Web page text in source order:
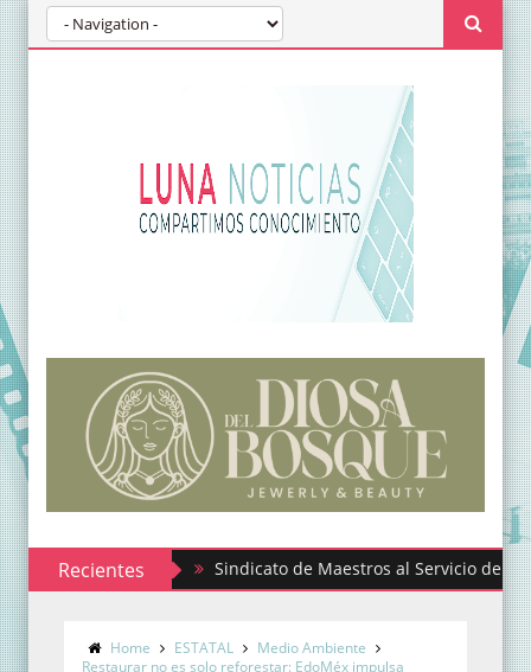
RecientesSindicato de Maestros al Servicio del Estado de
Home ESTATAL
Medio Ambiente
Restaurar no es solo reforestar: EdoMéx impulsa